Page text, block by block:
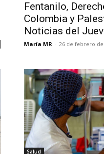
Fentanilo,
Colombia y
Noticias del
María MR - 26 de febrero de
Salud